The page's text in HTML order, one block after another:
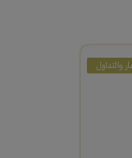
والتداول